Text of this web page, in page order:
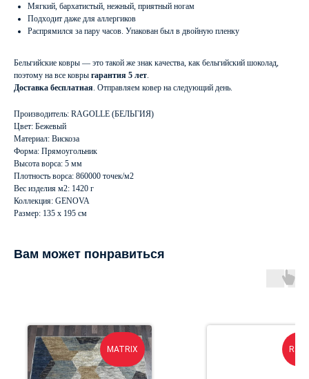
Мягкий, бархатистый, нежный, приятный ногам
Подходит даже для аллергиков
Распрямился за пару часов. Упакован был в двойную пленку
Бельгийские ковры — это такой же знак качества, как бельгийский шоколад,
поэтому на все ковры гарантия 5 лет.
Доставка бесплатная. Отправляем ковер на следующий день.
Производитель: RAGOLLE (БЕЛЬГИЯ)
Цвет: Бежевый
Материал: Вискоза
Форма: Прямоугольник
Высота ворса: 5 мм
Плотность ворса: 860000 точек/м2
Вес изделия м2: 1420 г
Коллекция: GENOVA
Размер: 135 х 195 см
Вам может понравиться
MATRIX